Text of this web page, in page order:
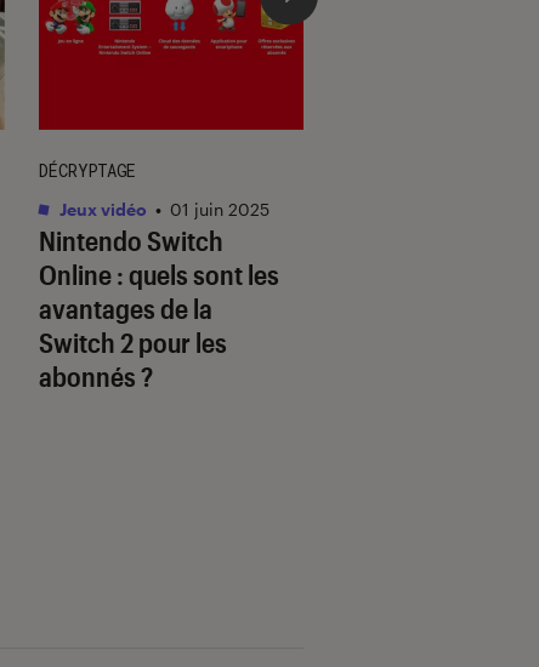
Nintendo Switch
Online : quels sont les
avantages de la
Switch 2 pour les
abonnés ?
DÉCRYPTAGE
Jeux vidéo • 01 juin 2025